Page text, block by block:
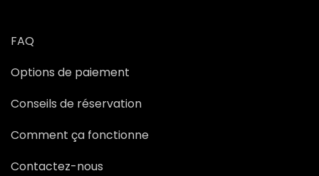
FAQ
Options de paiement
Conseils de réservation
Comment ça fonctionne
Contactez-nous